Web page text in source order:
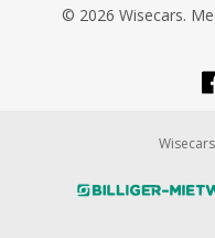
© 2026 Wisecars.